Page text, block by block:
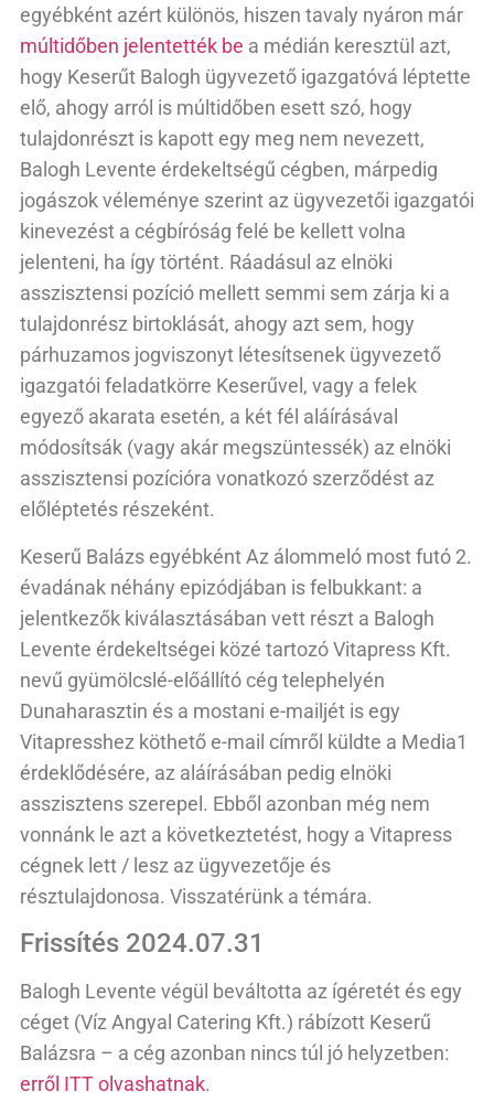
egyébként azért különös, hiszen tavaly nyáron már
múltidőben jelentették be a médián keresztül azt,
hogy Keserűt Balogh ügyvezető igazgatóvá léptette
elő, ahogy arról is múltidőben esett szó, hogy
tulajdonrészt is kapott egy meg nem nevezett,
Balogh Levente érdekeltségű cégben, márpedig
jogászok véleménye szerint az ügyvezetői igazgatói
kinevezést a cégbíróság felé be kellett volna
jelenteni, ha így történt. Ráadásul az elnöki
asszisztensi pozíció mellett semmi sem zárja ki a
tulajdonrész birtoklását, ahogy azt sem, hogy
párhuzamos jogviszonyt létesítsenek ügyvezető
igazgatói feladatkörre Keserűvel, vagy a felek
egyező akarata esetén, a két fél aláírásával
módosítsák (vagy akár megszüntessék) az elnöki
asszisztensi pozícióra vonatkozó szerződést az
előléptetés részeként.
Keserű Balázs egyébként Az álommeló most futó 2.
évadának néhány epizódjában is felbukkant: a
jelentkezők kiválasztásában vett részt a Balogh
Levente érdekeltségei közé tartozó Vitapress Kft.
nevű gyümölcslé-előállító cég telephelyén
Dunaharasztin és a mostani e-mailjét is egy
Vitapresshez köthető e-mail címről küldte a Media1
érdeklődésére, az aláírásában pedig elnöki
asszisztens szerepel. Ebből azonban még nem
vonnánk le azt a következtetést, hogy a Vitapress
cégnek lett / lesz az ügyvezetője és
résztulajdonosa. Visszatérünk a témára.
Frissítés 2024.07.31
Balogh Levente végül beváltotta az ígéretét és egy
céget (Víz Angyal Catering Kft.) rábízott Keserű
Balázsra – a cég azonban nincs túl jó helyzetben:
erről ITT olvashatnak.